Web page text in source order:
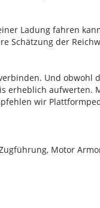
Ladung fahren
Schätzung der
Und obwohl
erheblich aufwerten.
wir
Motor